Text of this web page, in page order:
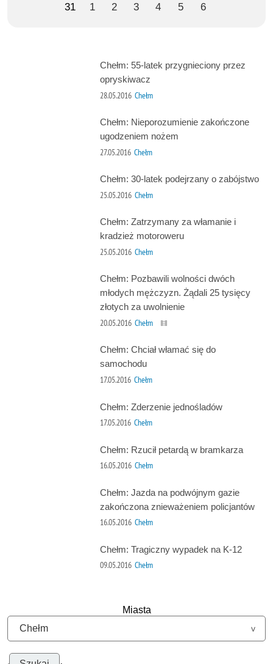
31
1 2 3 4 5 6
Chełm: 55-latek przygnieciony przez
opryskiwacz
28.05.2016 Chełm
Chełm: Nieporozumienie zakończone
ugodzeniem nożem
27.05.2016 Chełm
Chełm: 30-latek podejrzany o zabójstwo
25.05.2016 Chełm
Chełm: Zatrzymany za włamanie i
kradzież motoroweru
25.05.2016 Chełm
Chełm: Pozbawili wolności dwóch
młodych mężczyzn. Żądali 25 tysięcy
złotych za uwolnienie
20.05.2016 Chełm
Chełm: Chciał włamać się do
samochodu
17.05.2016 Chełm
Chełm: Zderzenie jednośladów
17.05.2016 Chełm
Chełm: Rzucił petardą w bramkarza
16.05.2016 Chełm
Chełm: Jazda na podwójnym gazie
zakończona znieważeniem policjantów
16.05.2016 Chełm
Chełm: Tragiczny wypadek na K-12
09.05.2016 Chełm
Miasta